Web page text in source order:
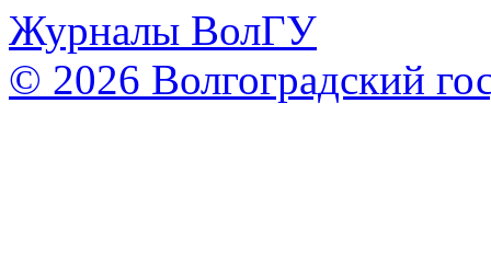
Журналы ВолГУ
© 2026 Волгоградский